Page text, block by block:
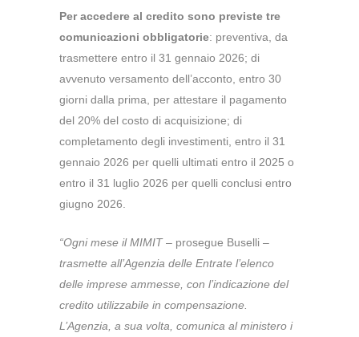
Per accedere al credito sono previste tre
comunicazioni obbligatorie: preventiva, da
trasmettere entro il 31 gennaio 2026; di
avvenuto versamento dell’acconto, entro 30
giorni dalla prima, per attestare il pagamento
del 20% del costo di acquisizione; di
completamento degli investimenti, entro il 31
gennaio 2026 per quelli ultimati entro il 2025 o
entro il 31 luglio 2026 per quelli conclusi entro
giugno 2026.
“Ogni mese il MIMIT– prosegue Buselli –
trasmette all’Agenzia delle Entrate l’elenco
delle imprese ammesse, con l’indicazione del
credito utilizzabile in compensazione.
L’Agenzia, a sua volta, comunica al ministero i